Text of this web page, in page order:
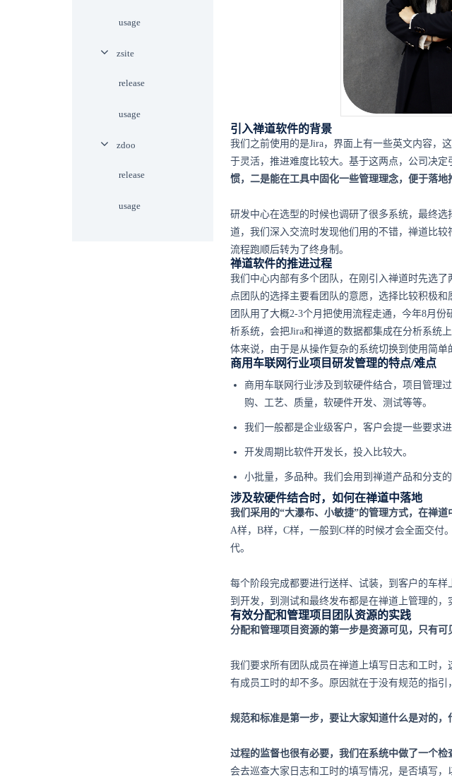
引入禅道软件的背景
我们之前使用的是Jira，界面上有一些英文内容，
于灵活，推进难度比较大。基于这两点，公司决定
惯，二是能在工具中固化一些管理理念，便于落地
研发中心在选型的时候也调研了很多系统，最终
道，我们深入交流时发现他们用的不错，禅道比较
流程跑顺后转为了终身制。
禅道软件的推进过程
我们中心内部有多个团队，在刚引入禅道时先选
点团队的选择主要看团队的意愿，选择比较积极
团队用了大概2-3个月把使用流程走通，今年8月
析系统，会把Jira和禅道的数据都集成在分析系统
体来说，由于是从操作复杂的系统切换到使用简单
商用车联网行业项目研发管理的特点/难点
商用车联网行业涉及到软硬件结合，项目管理
购、工艺、质量，软硬件开发、测试等等。
我们一般都是企业级客户，客户会提一些要求
开发周期比软件开发长，投入比较大。
小批量，多品种。我们会用到禅道产品和分支
涉及软硬件结合时，如何在禅道中落地
我们采用的“大瀑布、小敏捷”的管理方式，在禅道
A样，B样，C样，一般到C样的时候才会全面交
代。
每个阶段完成都要进行送样、试装，到客户的车
到开发，到测试和最终发布都是在禅道上管理的，
有效分配和管理项目团队资源的实践
分配和管理项目资源的第一步是资源可见，只有可
我们要求所有团队成员在禅道上填写日志和工时
有成员工时的却不多。原因就在于没有规范的指引
规范和标准是第一步，要让大家知道什么是对的，
过程的监督也很有必要，我们在系统中做了一个
会去巡查大家日志和工时的填写情况，是否填写
usage
zsite
release
usage
zdoo
release
usage